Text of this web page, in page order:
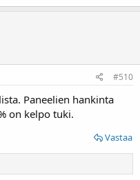
#510
Paneelien hankinta
on kelpo tuki.
Vastaa